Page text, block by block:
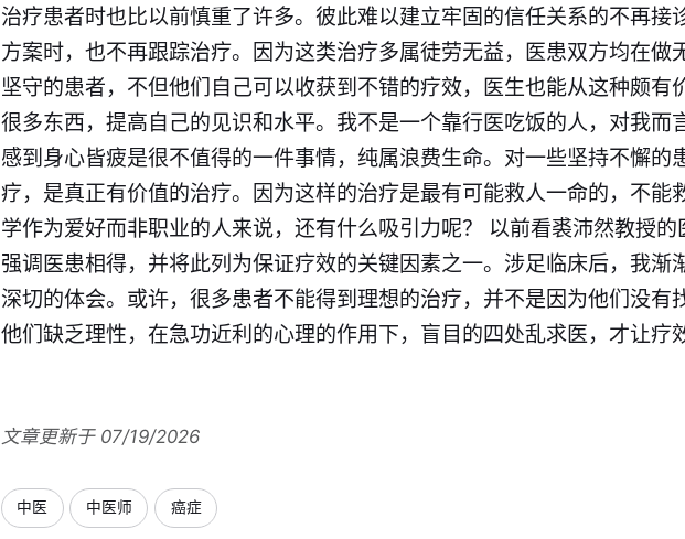
治疗患者时也比以前慎重了许多。彼此难以建立牢固的信任关系的不再接
方案时，也不再跟踪治疗。因为这类治疗多属徒劳无益，医患双方均在做
坚守的患者，不但他们自己可以收获到不错的疗效，医生也能从这种颇有
很多东西，提高自己的见识和水平。我不是一个靠行医吃饭的人，对我而
感到身心皆疲是很不值得的一件事情，纯属浪费生命。对一些坚持不懈的
疗，是真正有价值的治疗。因为这样的治疗是最有可能救人一命的，不能
学作为爱好而非职业的人来说，还有什么吸引力呢？ 以前看裘沛然教授的
强调医患相得，并将此列为保证疗效的关键因素之一。涉足临床后，我渐
深切的体会。或许，很多患者不能得到理想的治疗，并不是因为他们没有
他们缺乏理性，在急功近利的心理的作用下，盲目的四处乱求医，才让疗
文章更新于 07/19/2026
中医 中医师 癌症